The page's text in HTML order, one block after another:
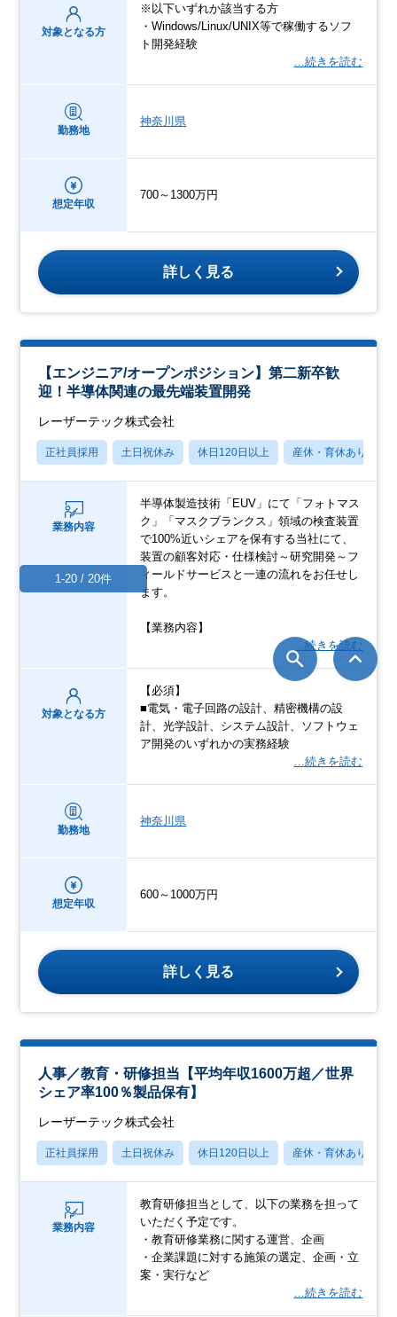
対象となる方
※以下いずれか該当する方
・Windows/Linux/UNIX等で稼働するソフ
ト開発経験
…続きを読む
勤務地
神奈川県
想定年収
700～1300万円
詳しく見る
【エンジニア/オープンポジション】第二新卒歓
迎！半導体関連の最先端装置開発
レーザーテック株式会社
正社員採用 土日祝休み 休日120日以上 産休・育休あり
業務内容
半導体製造技術「EUV」にて「フォトマス
ク」「マスクブランクス」領域の検査装置
で100%近いシェアを保有する当社にて、
装置の顧客対応・仕様検討～研究開発～フ
ィールドサービスと一連の流れをお任せし
ます。
【業務内容】
…続きを読む
対象となる方
【必須】
■電気・電子回路の設計、精密機構の設
計、光学設計、システム設計、ソフトウェ
ア開発のいずれかの実務経験
…続きを読む
勤務地
神奈川県
想定年収
600～1000万円
詳しく見る
人事／教育・研修担当【平均年収1600万超／世界
シェア率100％製品保有】
レーザーテック株式会社
正社員採用 土日祝休み 休日120日以上 産休・育休あり
業務内容
教育研修担当として、以下の業務を担って
いただく予定です。
・教育研修業務に関する運営、企画
・企業課題に対する施策の選定、企画・立
案・実行など
…続きを読む
1-20 / 20件